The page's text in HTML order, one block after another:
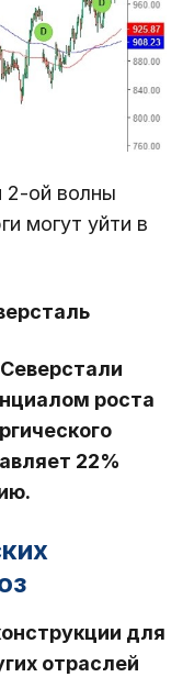
2-ой волны
могут уйти в
роста
22%
для
отраслей